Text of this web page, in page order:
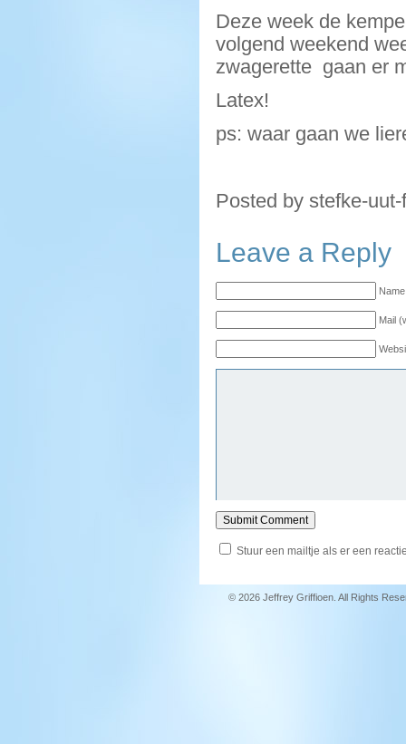
Deze week de
volgend weekend
zwagerette gaan er
Latex!
ps: waar gaan we
Posted by stefke-
Leave a Reply
Mail
Stuur een mailtje als er een
© 2026 Jeffrey Griffioen. All Rights